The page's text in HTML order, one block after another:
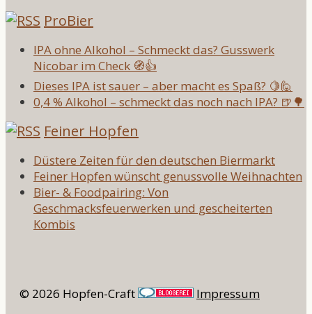
ProBier
IPA ohne Alkohol – Schmeckt das? Gusswerk
Nicobar im Check 🧭👍
Dieses IPA ist sauer – aber macht es Spaß? 🍋🙋
0,4 % Alkohol – schmeckt das noch nach IPA? 🍺🌳
Feiner Hopfen
Düstere Zeiten für den deutschen Biermarkt
Feiner Hopfen wünscht genussvolle Weihnachten
Bier- & Foodpairing: Von
Geschmacksfeuerwerken und gescheiterten
Kombis
© 2026 Hopfen-Craft
Impressum